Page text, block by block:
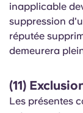
inapplicable
suppression
réputée
demeurera
(11)
Les présentes